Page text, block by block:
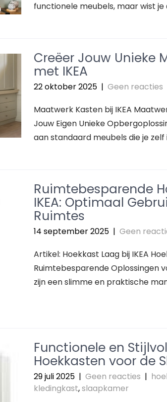
functionele meubels, maar wist je
Creëer Jouw Unieke
met IKEA
22 oktober 2025 | Geen reacties
Maatwerk Kasten bij IKEA
Jouw Eigen Unieke
aan standaard meubels die je zelf
Ruimtebesparende
IKEA: Optimaal
Ruimtes
14 september 2025 | Geen
Artikel: Hoekkast Laag bij IKEA
Ruimtebesparende Oplossingen
zijn een slimme en praktische
Functionele en
Hoekkasten voor de
29 juli 2025 | Geen reacties |
kledingkast,slaapkamer